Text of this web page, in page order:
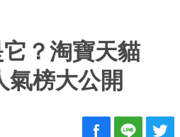
？淘寶天貓
氣榜大公開